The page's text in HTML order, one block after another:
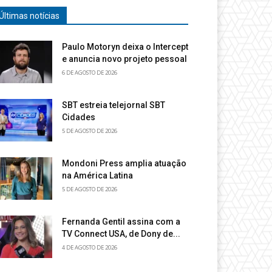
notícias
Paulo Motoryn deixa o Intercept
e anuncia novo projeto pessoal
6 DE AGOSTO DE 2026
SBT estreia telejornal SBT
Cidades
5 DE AGOSTO DE 2026
Mondoni Press amplia atuação
na América Latina
5 DE AGOSTO DE 2026
Fernanda Gentil assina com a
TV Connect USA, de Dony de...
4 DE AGOSTO DE 2026